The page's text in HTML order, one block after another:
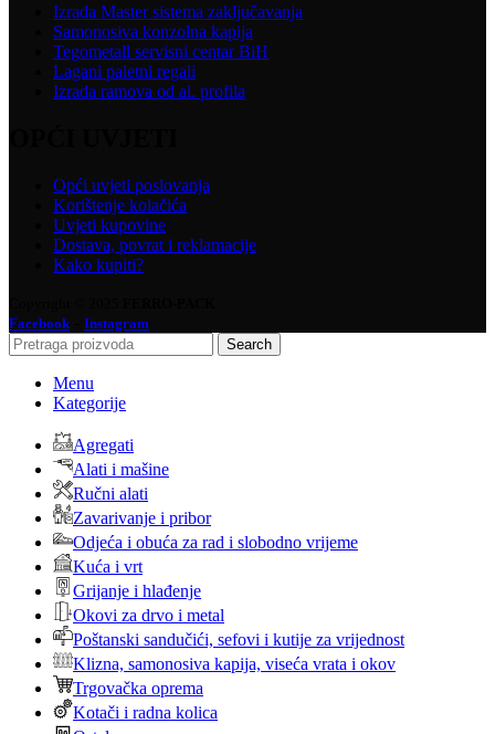
Izrada Master sistema zaključavanja
Samonosiva konzolna kapija
Tegometall servisni centar BiH
Lagani paletni regali
Izrada ramova od al. profila
Opći uvjeti poslovanja
Korištenje kolačića
Uvjeti kupovine
Dostava, povrat i reklamacije
Kako kupiti?
Facebook
Instagram
Search
Menu
Kategorije
Agregati
Alati i mašine
Ručni alati
Zavarivanje i pribor
Odjeća i obuća za rad i slobodno vrijeme
Kuća i vrt
Grijanje i hlađenje
Okovi za drvo i metal
Poštanski sandučići, sefovi i kutije za vrijednost
Klizna, samonosiva kapija, viseća vrata i okov
Trgovačka oprema
Kotači i radna kolica